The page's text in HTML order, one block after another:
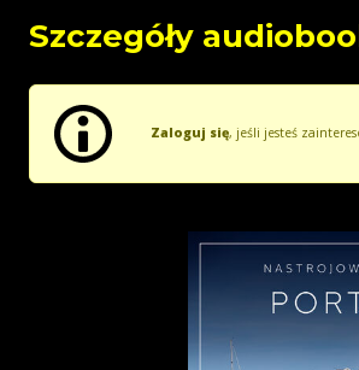
Szczegóły
Zaloguj się, jeśli jesteś